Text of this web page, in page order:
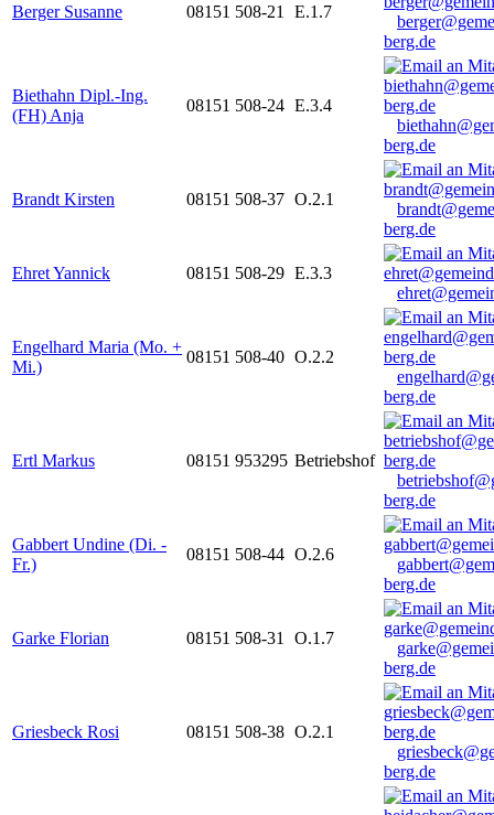
Berger Susanne 08151 508-21 E.1.7
berg.de
Biethahn Dipl.-Ing.
(FH) Anja
08151 508-24 E.3.4
berg.de
Brandt Kirsten 08151 508-37 O.2.1
berg.de
Ehret Yannick 08151 508-29 E.3.3
Engelhard Maria (Mo. +
Mi.)
08151 508-40 O.2.2
berg.de
Ertl Markus 08151 953295 Betriebshof
berg.de
Gabbert Undine (Di. -
Fr.)
08151 508-44 O.2.6
berg.de
Garke Florian 08151 508-31 O.1.7
berg.de
Griesbeck Rosi 08151 508-38 O.2.1
berg.de